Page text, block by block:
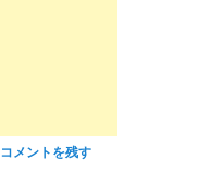
コメントを残す